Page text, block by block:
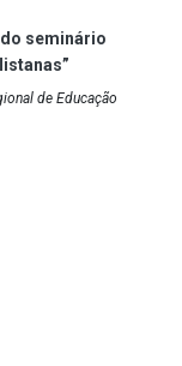
seminário
de Educação